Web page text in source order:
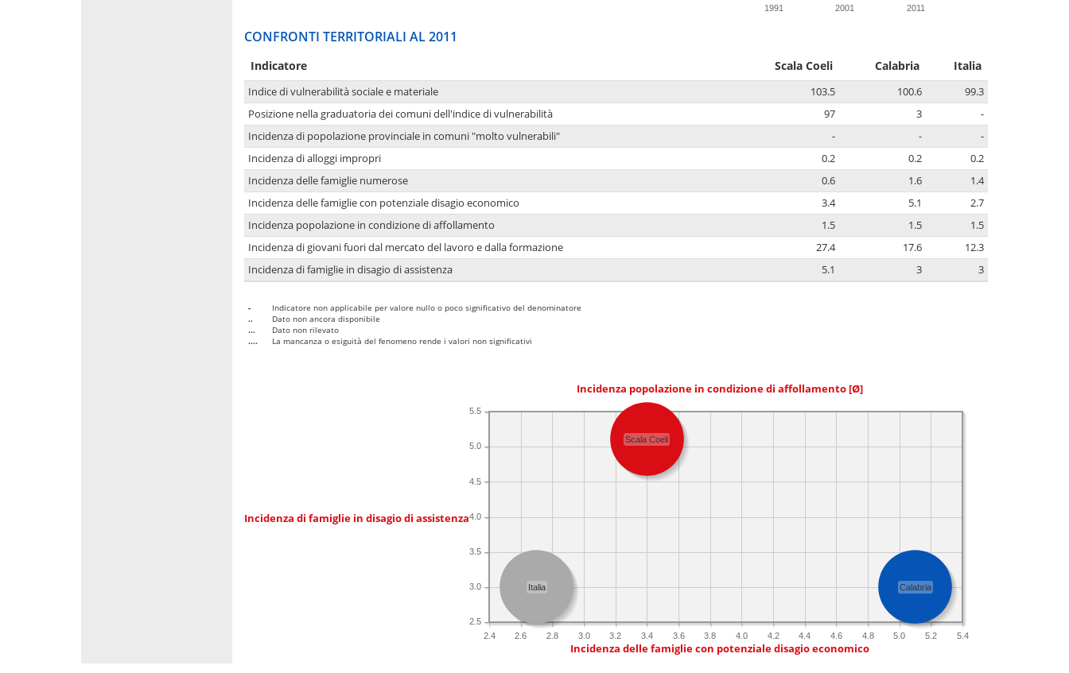
1991 2001 2011
CONFRONTI TERRITORIALI AL 2011
Indicatore Scala Coeli Calabria Italia
Indice di vulnerabilità sociale e materiale 103.5 100.6
99.3
Posizione nella graduatoria dei comuni dell'indice di vulnerabilità
97 3
-
Incidenza di popolazione provinciale in comuni "molto vulnerabili"
- -
-
Incidenza di alloggi impropri
0.2 0.2
0.2
Incidenza delle famiglie numerose
0.6 1.6
1.4
Incidenza delle famiglie con potenziale disagio economico
3.4 5.1
2.7
Incidenza popolazione in condizione di affollamento
1.5 1.5
1.5
Incidenza di giovani fuori dal mercato del lavoro e dalla formazione
27.4 17.6
12.3
Incidenza di famiglie in disagio di assistenza
5.1 3 3
-
Indicatore non applicabile per valore nullo o poco significativo del denominatore
..
Dato non ancora disponibile
...
Dato non rilevato
....
La mancanza o esiguità del fenomeno rende i valori non significativi
Incidenza popolazione in condizione di affollamento [Ø]
Incidenza di famiglie in disagio di assistenza
2.4 2.6 2.8 3.0 3.2 3.4 3.6 3.8 4.0 4.2 4.4 4.6 4.8 5.0 5.2 5.4
2.5
3.0
3.5
4.0
4.5
5.0
5.5
Scala Coeli
Calabria
Italia
Incidenza delle famiglie con potenziale disagio economico